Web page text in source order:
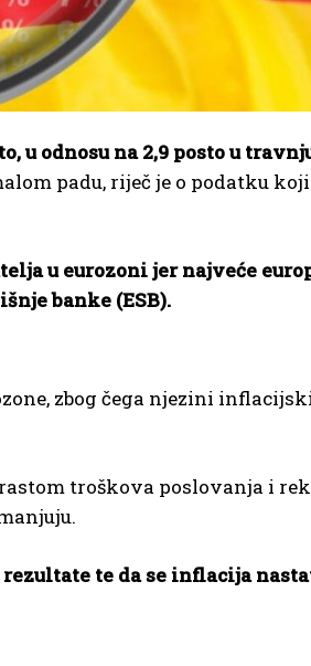
u odnosu na 2,9 posto u
padu, riječ je o podatku
u eurozoni jer najveće
banke (ESB).
zbog čega njezini
troškova poslovanja i
rezultate te da se inflacija